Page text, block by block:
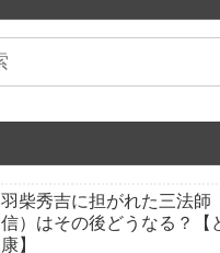
羽柴秀吉に担がれた三法師
信）はその後どうなる？【
康】